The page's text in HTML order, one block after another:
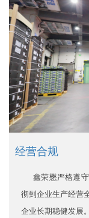
经营合规
鑫荣懋严格遵
彻到企业生产经营
企业长期稳健发展。